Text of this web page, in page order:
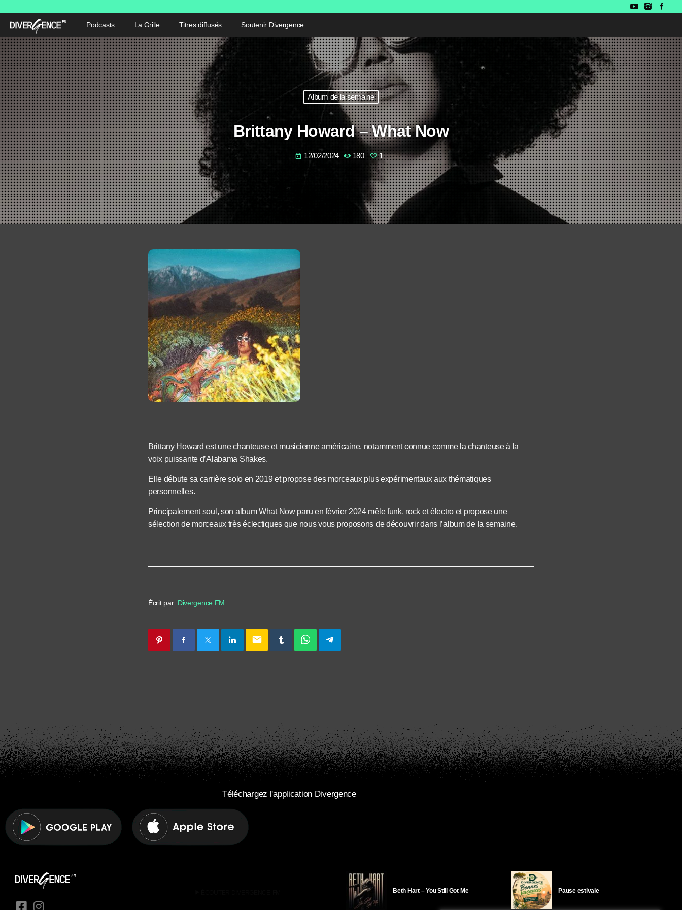
Podcasts La Grille Titres diffusés Soutenir Divergence
Album de la semaine
Brittany Howard – What Now
today 12/02/2024 180 1
Brittany Howard est une chanteuse et musicienne américaine, notamment connue comme la chanteuse à la
voix puissante d’Alabama Shakes.
Elle débute sa carrière solo en 2019 et propose des morceaux plus expérimentaux aux thématiques
personnelles.
Principalement soul, son album What Now paru en février 2024 mêle funk, rock et électro et propose une
sélection de morceaux très éclectiques que nous vous proposons de découvrir dans l’album de la semaine.
Écrit par: Divergence FM
email
Téléchargez l'application Divergence
Beth Hart – You Still Got Me Pause estivale